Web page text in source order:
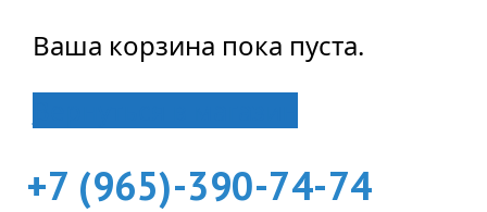
Ваша корзина пока пуста.
+7 (965)-390-74-74